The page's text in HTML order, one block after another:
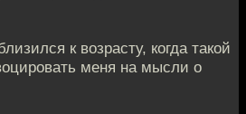
к возрасту, когда такой
меня на мысли о